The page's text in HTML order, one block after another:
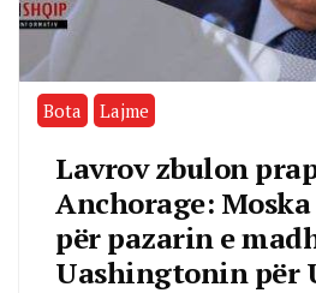
Bota Lajme
Lavrov zbulon
Anchorage:
për pazarin e
Uashingtonin për